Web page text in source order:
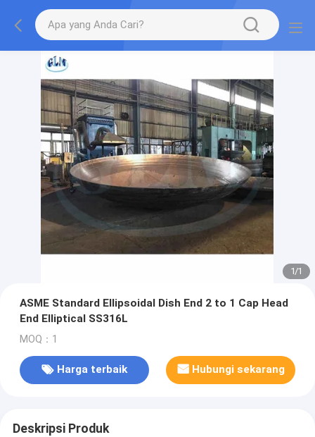
1/1
ASME Standard Ellipsoidal Dish End 2 to 1 Cap Head
End Elliptical SS316L
MOQ：1
Harga terbaik Hubungi sekarang
Deskripsi Produk